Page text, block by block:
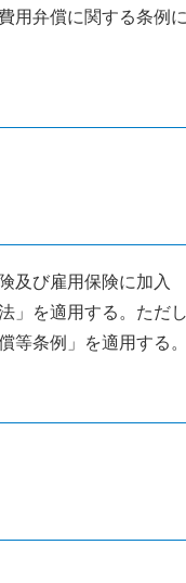
用弁償に関する条例
及び雇用保険に加入
」を適用する。ただ
等条例」を適用する。